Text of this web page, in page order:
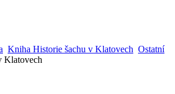
Kniha Historie šachu v Klatovech Ostatní
Klatovech